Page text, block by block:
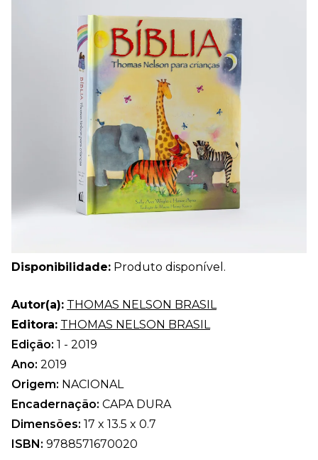
Disponibilidade: Produto disponível.
Autor(a): THOMAS NELSON BRASIL
Editora: THOMAS NELSON BRASIL
Edição: 1 - 2019
Ano: 2019
Origem: NACIONAL
Encadernação: CAPA DURA
Dimensões: 17 x 13.5 x 0.7
ISBN: 9788571670020